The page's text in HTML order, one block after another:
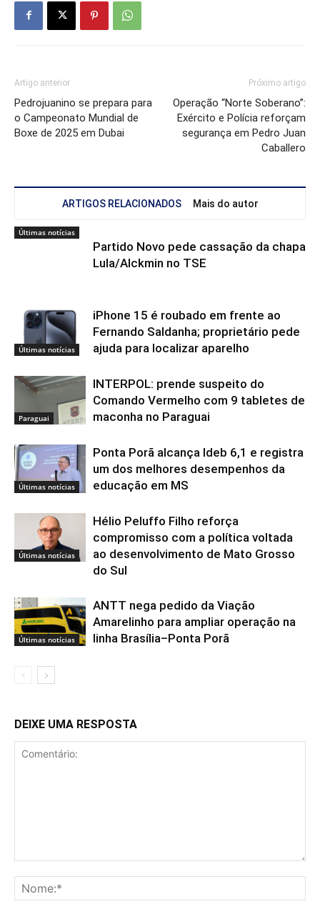
Artigo anterior
Pedrojuanino se prepara para
o Campeonato Mundial de
Boxe de 2025 em Dubai
Próximo artigo
Operação “Norte Soberano”:
Exército e Polícia reforçam
segurança em Pedro Juan
Caballero
ARTIGOS RELACIONADOS Mais do autor
Últimas notícias
Partido Novo pede cassação da chapa
Lula/Alckmin no TSE
Últimas notícias
iPhone 15 é roubado em frente ao
Fernando Saldanha; proprietário pede
ajuda para localizar aparelho
Paraguai
INTERPOL: prende suspeito do
Comando Vermelho com 9 tabletes de
maconha no Paraguai
Últimas notícias
Ponta Porã alcança Ideb 6,1 e registra
um dos melhores desempenhos da
educação em MS
Últimas notícias
Hélio Peluffo Filho reforça
compromisso com a política voltada
ao desenvolvimento de Mato Grosso
do Sul
Últimas notícias
ANTT nega pedido da Viação
Amarelinho para ampliar operação na
linha Brasília–Ponta Porã
DEIXE UMA RESPOSTA